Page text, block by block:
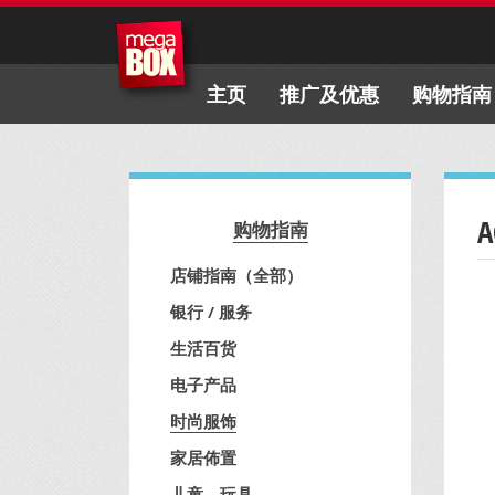
主页 推广及优惠 购物指南
购物指南
店铺指南（全部）
银行 / 服务
生活百货
电子产品
时尚服饰
家居佈置